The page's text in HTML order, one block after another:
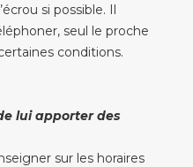
si possible. Il
seul le proche
conditions.
lui apporter des
sur les horaires